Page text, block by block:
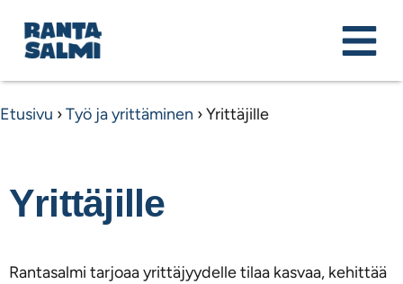
Etusivu ›Työ ja yrittäminen ›Yrittäjille
Yrittäjille
Rantasalmi tarjoaa yrittäjyydelle tilaa kasvaa, kehittää